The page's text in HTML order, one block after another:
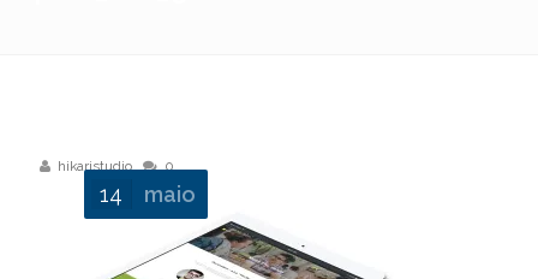
hikaristudio 0
14 maio